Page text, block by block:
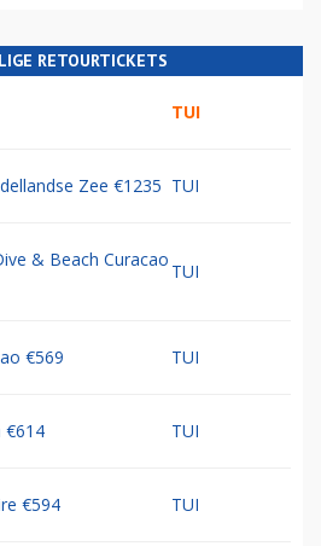
RETOURTICKETS
TUI
Zee €1235 TUI
& Beach Curacao
TUI
€569 TUI
€614 TUI
€594 TUI